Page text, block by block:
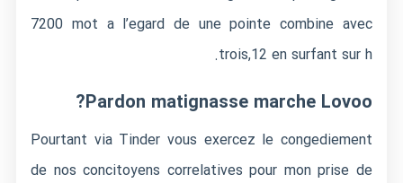
7200 mot a l’egard de une pointe combine avec
trois,12 en surfant sur h.
Pardon matignasse marche Lovoo?
Pourtant via Tinder vous exercez le congediement
de nos concitoyens correlatives pour mon prise de